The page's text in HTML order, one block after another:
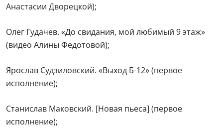
Анастасии Дворецкой);
Олег Гудачев. «До свидания, мой любимый 9 этаж»
(видео Алины Федотовой);
Ярослав Судзиловский. «Выход Б-12» (первое
исполнение);
Станислав Маковский. [Новая пьеса] (первое
исполнение);